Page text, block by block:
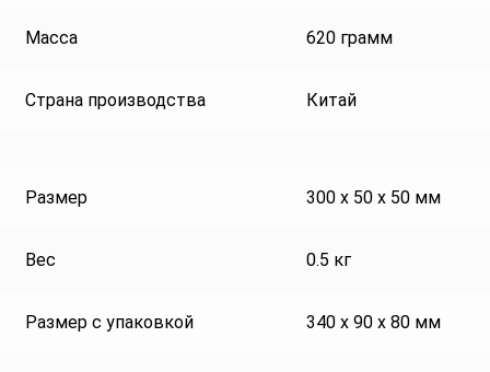
Масса 620 грамм
Страна производства Китай
Размер 300 x 50 x 50 мм
Вес 0.5 кг
Размер с упаковкой 340 x 90 x 80 мм